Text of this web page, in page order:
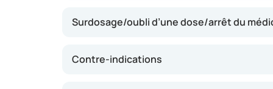
symptômes liés à l’insuffisance cardiaque
bénéfices sont généralement observés
Surdosage/oubli d’une dose/arrêt du
Contre-indications